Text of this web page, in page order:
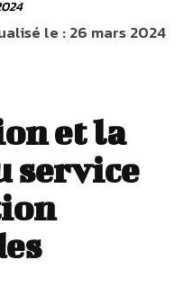
le :26 mars 2024
et la
service